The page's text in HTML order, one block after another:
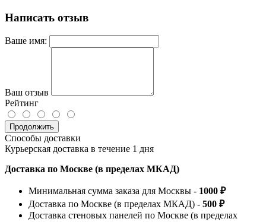
Написать отзыв
Ваше имя:
Ваш отзыв
Рейтинг
Продолжить
Способы доставки
Курьерская доставка в течение 1 дня
Доставка по Москве (в пределах МКАД)
Минимальная сумма заказа для Москвы - 1000 ₽
Доставка по Москве (в пределах МКАД) - 500 ₽
Доставка стеновых панелей по Москве (в пределах